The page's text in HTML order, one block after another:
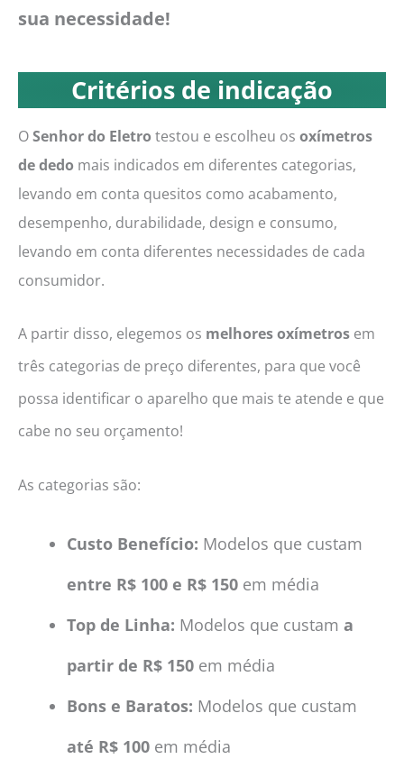
sua necessidade!
Critérios de indicação
OSenhor do Eletro testou e escolheu os oxímetros
de dedo mais indicados em diferentes categorias,
levando em conta quesitos como acabamento,
desempenho, durabilidade, design e consumo,
levando em conta diferentes necessidades de cada
consumidor.
A partir disso, elegemos os melhores oxímetros em
três categorias de preço diferentes, para que você
possa identificar o aparelho que mais te atende e que
cabe no seu orçamento!
As categorias são:
Custo Benefício: Modelos que custam
entre R$ 100 e R$ 150 em média
Top de Linha: Modelos que custam a
partir de R$ 150 em média
Bons e Baratos: Modelos que custam
até R$ 100 em média